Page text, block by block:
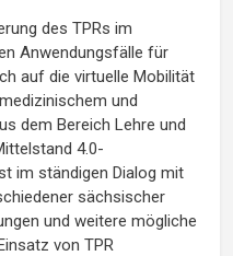
des TPRs im
Anwendungsfälle für
auf die virtuelle Mobilität
und
dem Bereich Lehre und
4.0-
im ständigen Dialog mit
sächsischer
und weitere mögliche
von TPR